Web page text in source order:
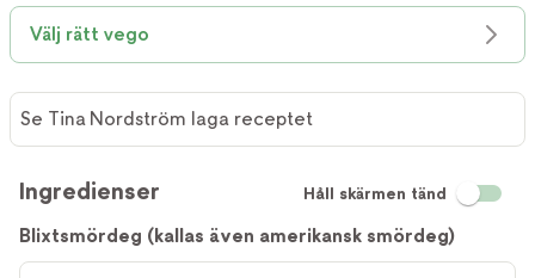
Välj rätt vego
Se Tina Nordström laga receptet
Ingredienser Håll skärmen tänd
Blixtsmördeg (kallas även amerikansk smördeg)